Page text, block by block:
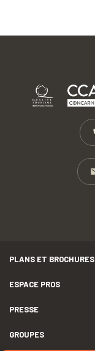
PLANS ET BROCHURES
ESPACE PROS
PRESSE
GROUPES